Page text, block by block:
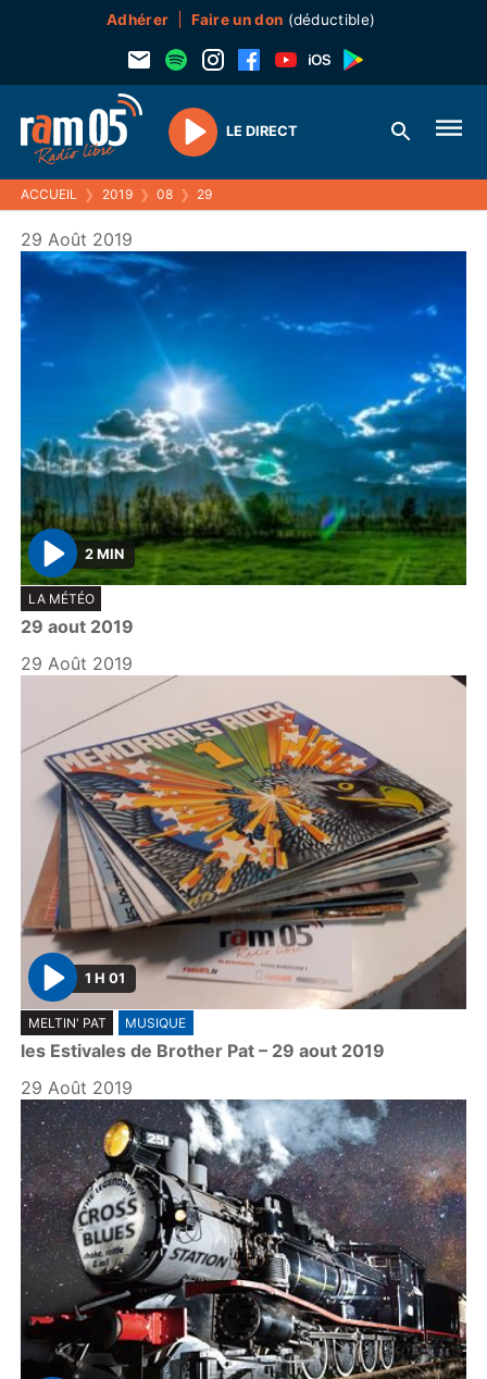
Adhérer Faire un don (déductible)
Play
LE DIRECT
ACCUEIL ❯ 2019 ❯ 08 ❯ 29
29 Août 2019
P
l
a
y
2 MIN
LA MÉTÉO
29 aout 2019
29 Août 2019
P
l
a
y
1 H 01
MELTIN' PAT MUSIQUE
les Estivales de Brother Pat – 29 aout 2019
29 Août 2019